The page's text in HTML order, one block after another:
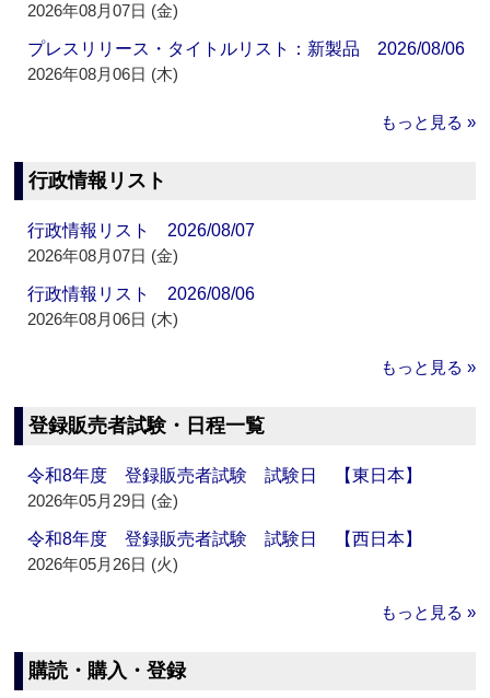
2026年08月07日 (金)
プレスリリース・タイトルリスト：新製品 2026/08/06
2026年08月06日 (木)
もっと見る »
行政情報リスト
行政情報リスト 2026/08/07
2026年08月07日 (金)
行政情報リスト 2026/08/06
2026年08月06日 (木)
もっと見る »
登録販売者試験・日程一覧
令和8年度 登録販売者試験 試験日 【東日本】
2026年05月29日 (金)
令和8年度 登録販売者試験 試験日 【西日本】
2026年05月26日 (火)
もっと見る »
購読・購入・登録